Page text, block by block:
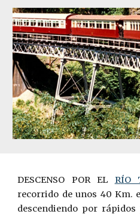
DESCENSO POR EL RÍO
recorrido de unos 40 Km.
descendiendo por